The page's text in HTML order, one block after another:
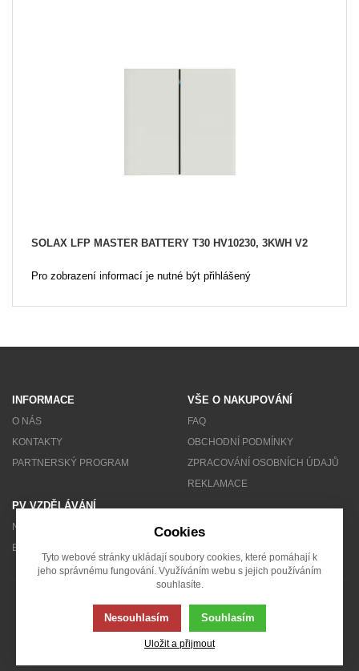
SOLAX LFP MASTER BATTERY T30 HV10230, 3KWH V2
Pro zobrazení informací je nutné být přihlášený
INFORMACE
O NÁS
KONTAKTY
PARTNERSKÝ PROGRAM
VŠE O NAKUPOVÁNÍ
FAQ
OBCHODNÍ PODMÍNKY
ZPRACOVÁNÍ OSOBNÍCH ÚDAJŮ
REKLAMACE
PV VZDĚLÁVÁNÍ
NEWSLETTER
BLOG
© 2007 - 2026 Solarity s.r.o.
Tato stránka používá soubory cookies. Klikněte pro více informací.
Cookies
Tyto webové stránky ukládají soubory cookies, které pomáhají k
jeho správnému fungování. Využíváním webu s jejich používáním
souhlasíte.
Nesouhlasím Souhlasím
Uložit a přijmout